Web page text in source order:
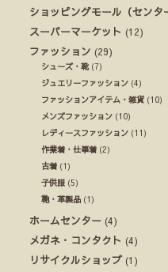
ショッピングモール（センタ
スーパーマーケット (12)
ファッション (29)
シューズ・靴(7)
ジュエリーファッション (4)
ファッションアイテム・雑貨 (10)
メンズファッション (10)
レディースファッション (11)
作業着・仕事着 (2)
古着 (1)
子供服 (5)
鞄・革製品 (1)
ホームセンター (4)
メガネ・コンタクト (4)
リサイクルショップ (1)